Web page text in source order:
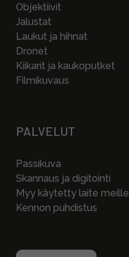
Objektiivit
Jalustat
Laukut ja hihnat
Dronet
Kiikarit ja kaukoputket
Filmikuvaus
PALVELUT
Passikuva
Skannaus ja digitointi
Myy käytetty laite meille
Kennon puhdistus